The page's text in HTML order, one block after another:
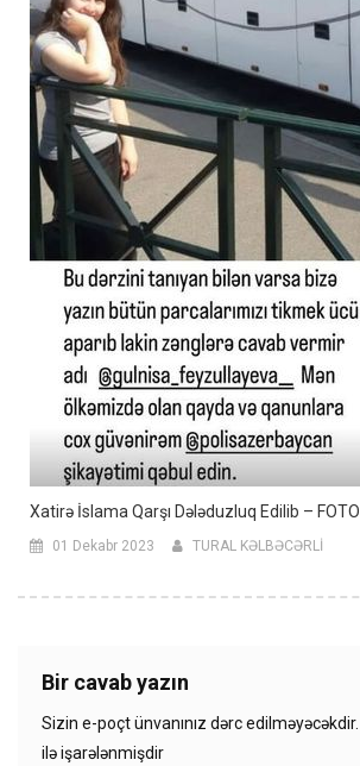
Xatirə İslama Qarşı Dələduzluq Edilib – FOTO
01 Dekabr 2023 TURAL KƏLBƏCƏRLİ
Bir cavab yazın
Sizin e-poçt ünvanınız dərc edilməyəcəkdir.
ilə işarələnmişdir